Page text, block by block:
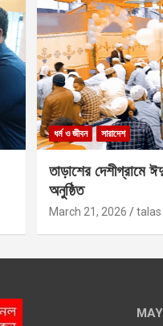
ধর্ম ও জীবন সারাদেশ
তাড়াশের দেশীগ্রামে
অনুষ্ঠিত
March 21, 2026 talas